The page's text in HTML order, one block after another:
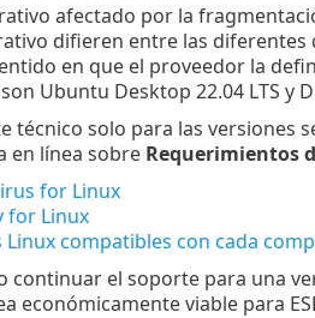
afectado por la
difieren entre las diferentes
en que el proveedor la
Ubuntu Desktop 22.04 LTS y
técnico solo para las versiones
en línea sobre Requerimientos
for Linux
for Linux
compatibles con cada
continuar el soporte para una
económicamente viable para